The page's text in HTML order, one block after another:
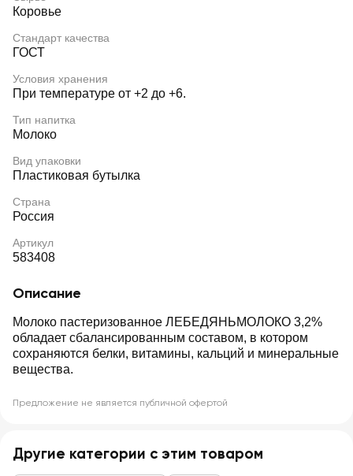
Коровье
Стандарт качества
ГОСТ
Условия хранения
При температуре от +2 до +6.
Тип напитка
Молоко
Вид упаковки
Пластиковая бутылка
Страна
Россия
Артикул
583408
Описание
Молоко пастеризованное ЛЕБЕДЯНЬМОЛОКО 3,2%
обладает сбалансированным составом, в котором
сохраняются белки, витамины, кальций и минеральные
вещества.
Предложение не является публичной офертой
Другие категории с этим товаром